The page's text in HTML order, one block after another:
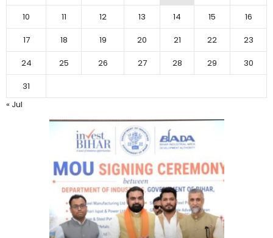
10
11 12 13 14 15
16
17
18 19 20 21 22
23
24
25 26 27 28 29
30
31
« Jul